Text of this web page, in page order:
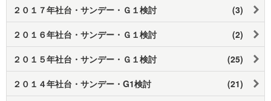
２０１７年社台・サンデー・Ｇ１検討 (3)
２０１６年社台・サンデー・Ｇ１検討 (2)
２０１５年社台・サンデー・Ｇ１検討 (25)
２０１４年社台・サンデー・G1検討 (21)